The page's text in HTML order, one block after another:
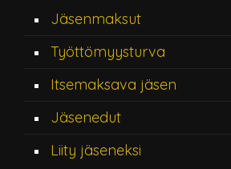
Jäsenmaksut
Työttömyysturva
Itsemaksava jäsen
Jäsenedut
Liity jäseneksi